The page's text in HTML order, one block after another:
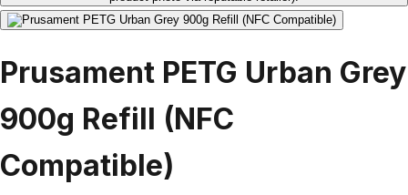
Prusament PETG Urban Grey
900g Refill (NFC
Compatible)